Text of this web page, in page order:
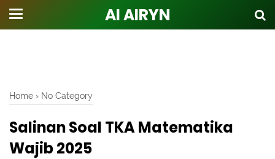
AI AIRYN
Home › No Category
Salinan Soal TKA Matematika
Wajib 2025